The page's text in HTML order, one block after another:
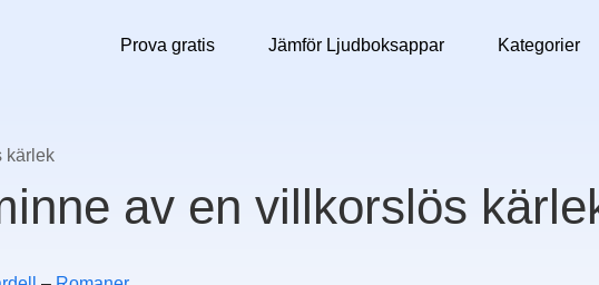
Prova gratis Jämför Ljudboksappar Kategorier
kärlek
av en villkorslös